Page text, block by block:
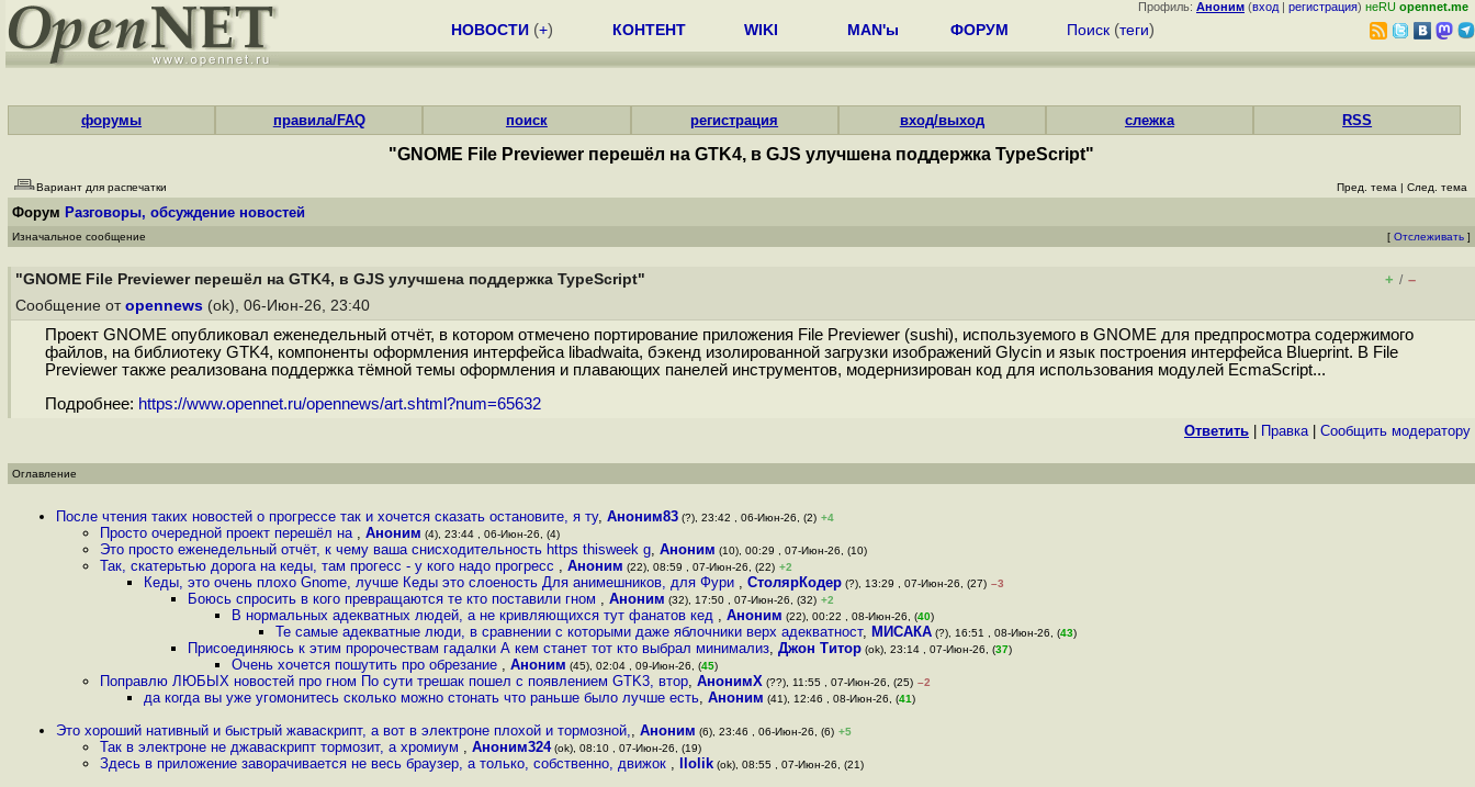
Профиль: Аноним (вход | регистрация) неRU opennet.me
НОВОСТИ (+) КОНТЕНТ WIKI MAN'ы ФОРУМ Поиск (теги)
форумы правила/FAQ поиск регистрация вход/выход слежка RSS
"GNOME File Previewer перешёл на GTK4, в GJS улучшена поддержка TypeScript"
Вариант для распечатки Пред. тема | След. тема
Форум Разговоры, обсуждение новостей
Изначальное сообщение [ Отслеживать ]
"GNOME File Previewer перешёл на GTK4, в GJS улучшена поддержка TypeScript" + / –
Сообщение от opennews (ok), 06-Июн-26, 23:40
Проект GNOME опубликовал еженедельный отчёт, в котором отмечено портирование приложения File Previewer (sushi), используемого в GNOME для предпросмотра содержимого
файлов, на библиотеку GTK4, компоненты оформления интерфейса libadwaita, бэкенд изолированной загрузки изображений Glycin и язык построения интерфейса Blueprint. В File
Previewer также реализована поддержка тёмной темы оформления и плавающих панелей инструментов, модернизирован код для использования модулей EcmaScript...
Подробнее: https://www.opennet.ru/opennews/art.shtml?num=65632
Ответить Правка| Cообщить модератору
Оглавление
После чтения таких новостей о прогрессе так и хочется сказать остановите, я ту, Аноним83 (?), 23:42 , 06-Июн-26, (2) +4
Просто очередной проект перешёл на , Аноним (4), 23:44 , 06-Июн-26, (4)
Это просто еженедельный отчёт, к чему ваша снисходительность https thisweek g, Аноним (10), 00:29 , 07-Июн-26, (10)
Так, скатерьтью дорога на кеды, там прогесс - у кого надо прогресс , Аноним (22), 08:59 , 07-Июн-26, (22) +2
Кеды, это очень плохо Gnome, лучше Кеды это слоеность Для анимешников, для Фури , СтолярКодер (?), 13:29 , 07-Июн-26, (27) –3
Боюсь спросить в кого превращаются те кто поставили гном , Аноним (32), 17:50 , 07-Июн-26, (32) +2
В нормальных адекватных людей, а не кривляющихся тут фанатов кед , Аноним (22), 00:22 , 08-Июн-26, (40)
Те самые адекватные люди, в сравнении с которыми даже яблочники верх адекватност, МИСАКА (?), 16:51 , 08-Июн-26, (43)
Присоединяюсь к этим пророчествам гадалки А кем станет тот кто выбрал минимализ, Джон Титор (ok), 23:14 , 07-Июн-26, (37)
Очень хочется пошутить про обрезание , Аноним (45), 02:04 , 09-Июн-26, (45)
Поправлю ЛЮБЫХ новостей про гном По сути трешак пошел с появлением GTK3, втор, АнонимХ (??), 11:55 , 07-Июн-26, (25) –2
да когда вы уже угомонитесь сколько можно стонать что раньше было лучше есть, Аноним (41), 12:46 , 08-Июн-26, (41)
Это хороший нативный и быстрый жаваскрипт, а вот в электроне плохой и тормозной,, Аноним (6), 23:46 , 06-Июн-26, (6) +5
Так в электроне не джаваскрипт тормозит, а хромиум , Аноним324(ok), 08:10 , 07-Июн-26, (19)
Здесь в приложение заворачивается не весь браузер, а только, собственно, движок , llolik (ok), 08:55 , 07-Июн-26, (21)